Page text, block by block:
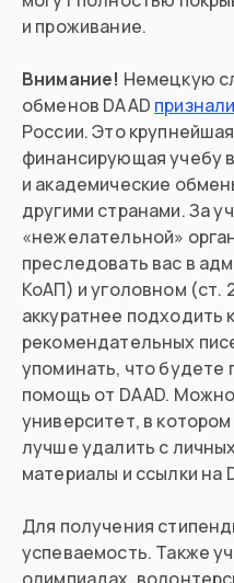
и проживание.
Внимание! Немецкую
обменов DAAD признали
России. Это
финансирующая учебу
и академические
другими странами. За
«нежелательной»
преследовать вас в
КоАП) и уголовном (ст.
аккуратнее подходить
рекомендательных
упоминать, что будете
помощь от DAAD.
университет, в
лучше удалить с
материалы и ссылки на
Для получения
успеваемость. Также